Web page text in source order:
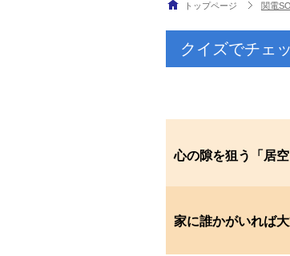
トップページ 関電
クイズでチェ
心の隙を狙う「居
家に誰かがいれば